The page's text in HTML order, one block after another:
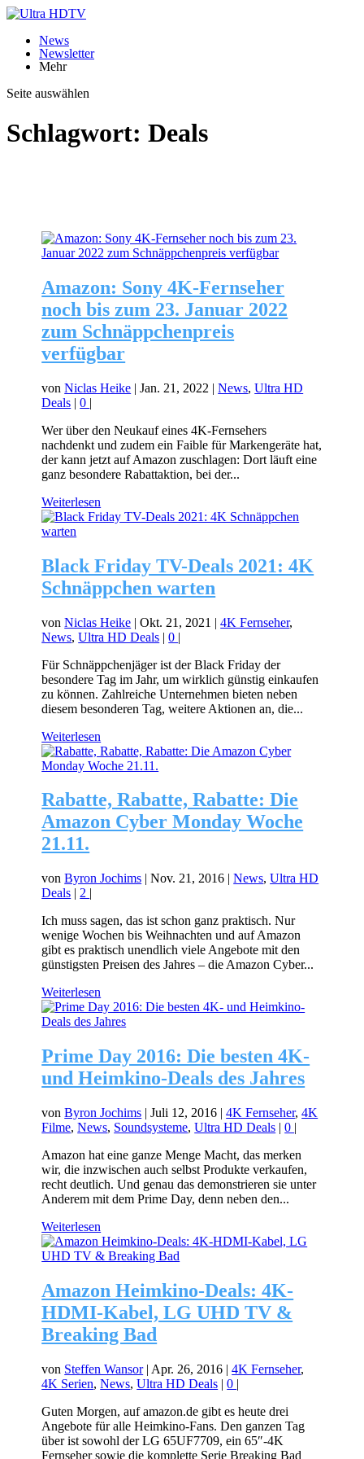
News
Newsletter
Mehr
Seite auswählen
Schlagwort: Deals
Amazon: Sony 4K-Fernseher
noch bis zum 23. Januar 2022
zum Schnäppchenpreis
verfügbar
vonNiclas Heike |Jan. 21, 2022 |News,Ultra HD
Deals |0 |
Wer über den Neukauf eines 4K-Fernsehers
nachdenkt und zudem ein Faible für Markengeräte hat,
der kann jetzt auf Amazon zuschlagen: Dort läuft eine
ganz besondere Rabattaktion, bei der...
Weiterlesen
Black Friday TV-Deals 2021: 4K
Schnäppchen warten
vonNiclas Heike |Okt. 21, 2021 |4K Fernseher,
News,Ultra HD Deals |0 |
Für Schnäppchenjäger ist der Black Friday der
besondere Tag im Jahr, um wirklich günstig einkaufen
zu können. Zahlreiche Unternehmen bieten neben
diesem besonderen Tag, weitere Aktionen an, die...
Weiterlesen
Rabatte, Rabatte, Rabatte: Die
Amazon Cyber Monday Woche
21.11.
vonByron Jochims |Nov. 21, 2016 |News,Ultra HD
Deals | 2 |
Ich muss sagen, das ist schon ganz praktisch. Nur
wenige Wochen bis Weihnachten und auf Amazon
gibt es praktisch unendlich viele Angebote mit den
günstigsten Preisen des Jahres – die Amazon Cyber...
Weiterlesen
Prime Day 2016: Die besten 4K-
und Heimkino-Deals des Jahres
vonByron Jochims |Juli 12, 2016 |4K Fernseher,4K
Filme,News, Soundsysteme,Ultra HD Deals |0 |
Amazon hat eine ganze Menge Macht, das merken
wir, die inzwischen auch selbst Produkte verkaufen,
recht deutlich. Und genau das demonstrieren sie unter
Anderem mit dem Prime Day, denn neben den...
Weiterlesen
Amazon Heimkino-Deals: 4K-
HDMI-Kabel, LG UHD TV &
Breaking Bad
von Steffen Wansor| Apr. 26, 2016 |4K Fernseher,
4K Serien,News,Ultra HD Deals |0 |
Guten Morgen, auf amazon.de gibt es heute drei
Angebote für alle Heimkino-Fans. Den ganzen Tag
über ist sowohl der LG 65UF7709, ein 65″-4K
Fernseher sowie die komplette Serie Breaking Bad